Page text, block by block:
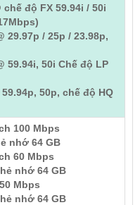
chế độ FX 59.94i / 50i
29.97p / 25p / 23.98p,
59.94i, 50i Chế độ LP
59.94p, 50p, chế độ HQ
100 Mbps
nhớ 64 GB
60 Mbps
nhớ 64 GB
Mbps
nhớ 64 GB